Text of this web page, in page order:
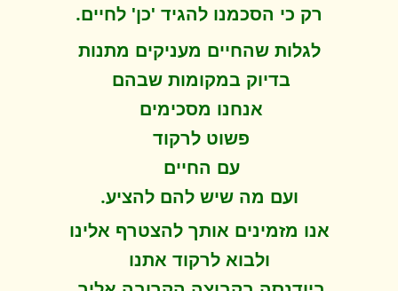
רק כי הסכמנו להגיד 'כן' לחיים.
לגלות שהחיים מעניקים מתנות
בדיוק במקומות שבהם
אנחנו מסכימים
פשוט לרקוד
עם החיים
ועם מה שיש להם להציע.
אנו מזמינים אותך להצטרף אלינו
ולבוא לרקוד אתנו